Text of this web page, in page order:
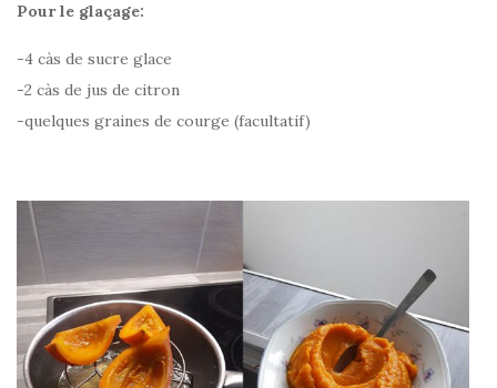
Pour le glaçage:
-4 càs de sucre glace
-2 càs de jus de citron
-quelques graines de courge (facultatif)